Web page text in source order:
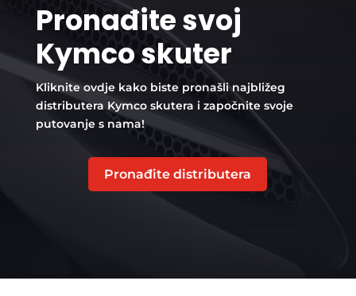
Pronađite svoj
Kymco skuter
Kliknite ovdje kako biste pronašli najbližeg
distributera Kymco skutera i započnite svoje
putovanje s nama!
Pronađite distributera